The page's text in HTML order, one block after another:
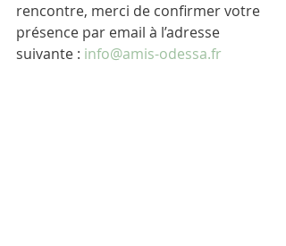
rencontre, merci de confirmer votre
présence par email à l’adresse
suivante : info@amis-odessa.fr